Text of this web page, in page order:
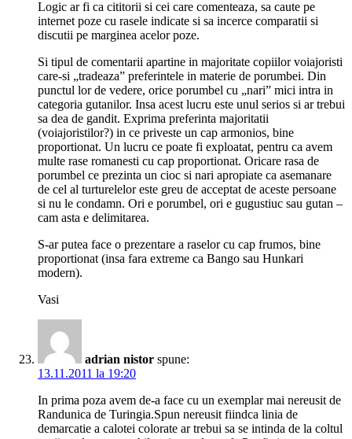
Logic ar fi ca cititorii si cei care comenteaza, sa caute pe
internet poze cu rasele indicate si sa incerce comparatii si
discutii pe marginea acelor poze.
Si tipul de comentarii apartine in majoritate copiilor voiajoristi
care-si „tradeaza” preferintele in materie de porumbei. Din
punctul lor de vedere, orice porumbel cu „nari” mici intra in
categoria gutanilor. Insa acest lucru este unul serios si ar trebui
sa dea de gandit. Exprima preferinta majoritatii
(voiajoristilor?) in ce priveste un cap armonios, bine
proportionat. Un lucru ce poate fi exploatat, pentru ca avem
multe rase romanesti cu cap proportionat. Oricare rasa de
porumbel ce prezinta un cioc si nari apropiate ca asemanare
de cel al turturelelor este greu de acceptat de aceste persoane
si nu le condamn. Ori e porumbel, ori e gugustiuc sau gutan –
cam asta e delimitarea.
S-ar putea face o prezentare a raselor cu cap frumos, bine
proportionat (insa fara extreme ca Bango sau Hunkari
modern).
Vasi
adrian nistor spune:
13.11.2011 la 19:20
In prima poza avem de-a face cu un exemplar mai nereusit de
Randunica de Turingia.Spun nereusit fiindca linia de
demarcatie a calotei colorate ar trebui sa se intinda de la coltul